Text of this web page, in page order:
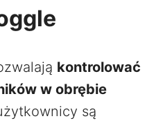
kontrolować
w obrębie
są